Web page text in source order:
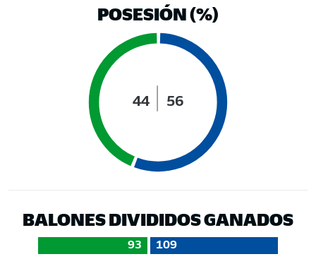
POSESIÓN (%)
44 56
BALONES DIVIDIDOS GANADOS
93 109